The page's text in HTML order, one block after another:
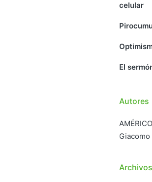
celular
El
Autores
Archivos